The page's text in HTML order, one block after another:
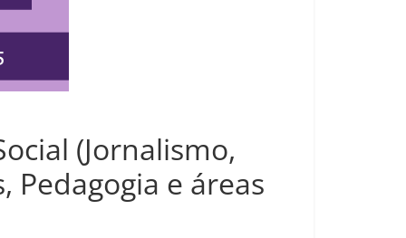
(Jornalismo,
Pedagogia e áreas